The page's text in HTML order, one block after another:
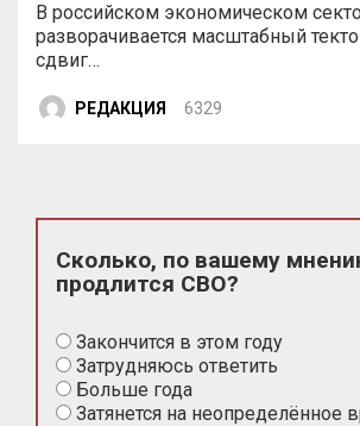
В российском экономическом
разворачивается масштабный
сдвиг…
РЕДАКЦИЯ 6329
Сколько, по вашему
продлится СВО?
Закончится в этом году
Затрудняюсь ответить
Больше года
Затянется на неопределённое